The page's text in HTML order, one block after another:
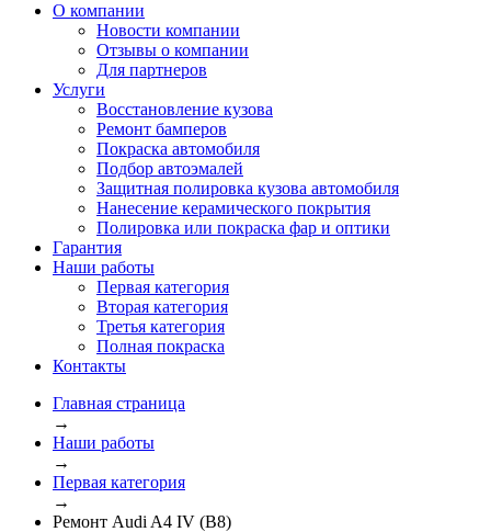
О компании
Новости компании
Отзывы о компании
Для партнеров
Услуги
Восстановление кузова
Ремонт бамперов
Покраска автомобиля
Подбор автоэмалей
Защитная полировка кузова автомобиля
Нанесение керамического покрытия
Полировка или покраска фар и оптики
Гарантия
Наши работы
Первая категория
Вторая категория
Третья категория
Полная покраска
Контакты
Главная страница
→
Наши работы
→
Первая категория
→
Ремонт Audi A4 IV (B8)